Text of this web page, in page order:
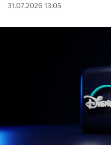
31.07.2026 13:05